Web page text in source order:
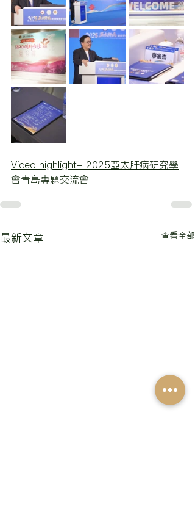
Video highlight- 2025亞太肝病研究學
會青島專題交流會
最新文章 查看全部